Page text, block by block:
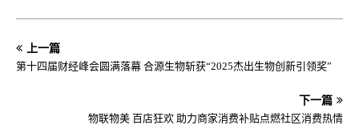
上一篇
第十四届财经峰会圆满落幕 合源生物斩获“2025杰出生物创新引领奖”
下一篇
物联物美 百店狂欢 助力商家消费补贴点燃社区消费热情